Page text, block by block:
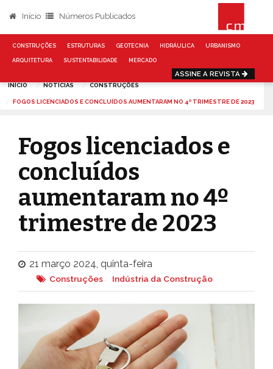
Início Números Publicados
CONSTRUÇÕES ESTRUTURAS GEOTECNIA HIDRÁULICA URBANISMO
ARQUITETURA SUSTENTABILIDADE MERCADO
ASSINE A REVISTA
INÍCIO NOTÍCIAS CONSTRUÇÕES
FOGOS LICENCIADOS E CONCLUÍDOS AUMENTARAM NO 4º TRIMESTRE DE 2023
Fogos licenciados e
concluídos
aumentaram no 4º
trimestre de 2023
21 março 2024, quinta-feira
Construções Indústria da Construção